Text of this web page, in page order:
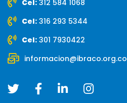
Cel: 312 584 1068
Cel: 316 293 5344
Cel: 301 7930422
informacion@ibraco.org.co